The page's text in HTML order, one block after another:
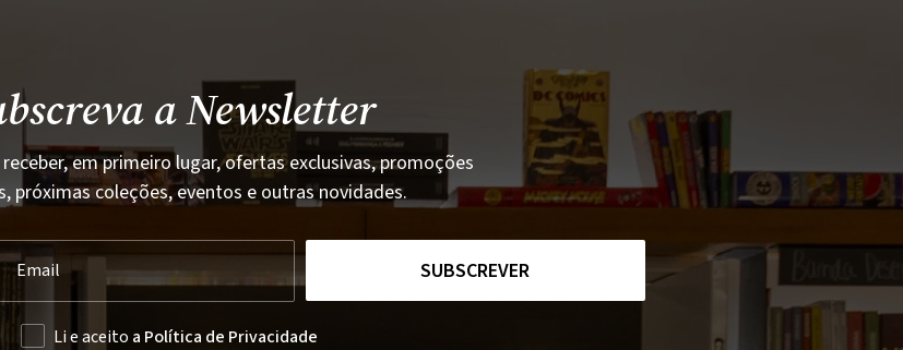
a Newsletter
em primeiro lugar, ofertas exclusivas, promoções
próximas coleções, eventos e outras novidades.
SUBSCREVER
Li e aceito a Política de Privacidade